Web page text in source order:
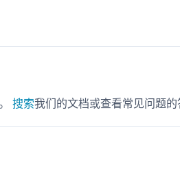
搜索我们的文档或查看常见问题的